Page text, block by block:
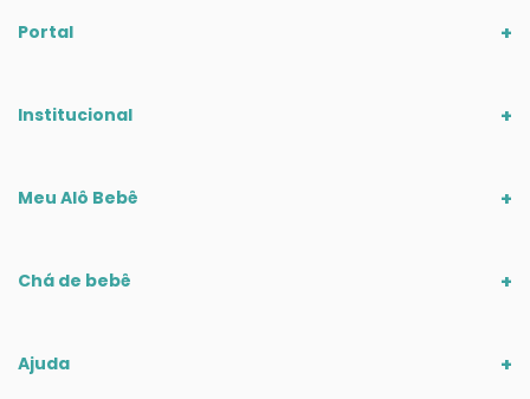
Portal
Institucional
Meu Alô Bebê
Chá de bebê
Ajuda